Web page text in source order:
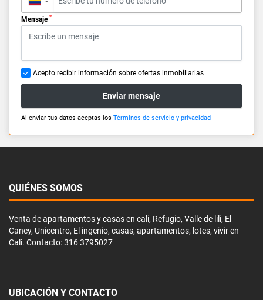
Mensaje *
Acepto recibir información sobre ofertas inmobiliarias
Enviar mensaje
Al enviar tus datos aceptas los Términos de servicio y privacidad
QUIÉNES SOMOS
Venta de apartamentos y casas en cali, Refugio, Valle de lili, El
Caney, Unicentro, El ingenio, casas, apartamentos, lotes, vivir en
Cali. Contacto: 316 3795027
UBICACIÓN Y CONTACTO